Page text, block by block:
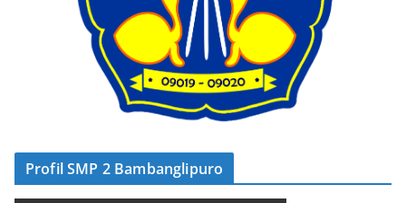
Profil SMP 2 Bambanglipuro